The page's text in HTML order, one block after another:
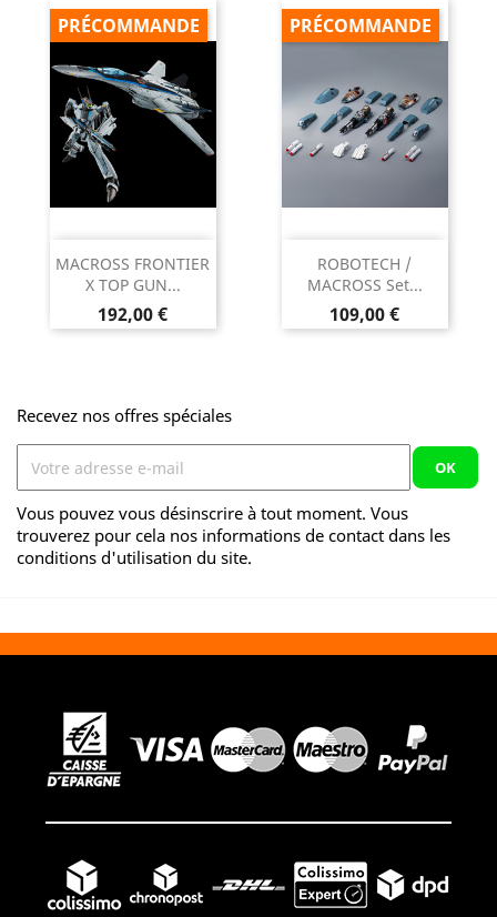
MACROSS FRONTIER
X TOP GUN...
Prix
192,00 €
PRÉCOMMANDE
ROBOTECH /
MACROSS Set...
Prix
109,00 €
PRÉCOMMANDE
Recevez nos offres spéciales
Vous pouvez vous désinscrire à tout moment. Vous
trouverez pour cela nos informations de contact dans les
conditions d'utilisation du site.